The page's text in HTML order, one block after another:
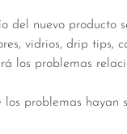
del nuevo producto
vidrios, drip tips,
los problemas
problemas hayan